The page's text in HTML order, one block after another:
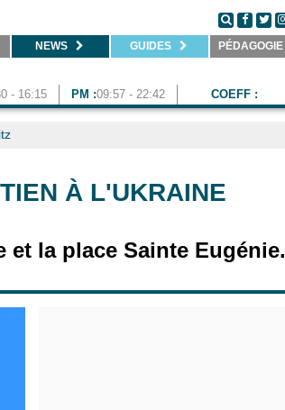
NEWS GUIDES PÉDAGOGIE
- 16:15 PM :09:57 - 22:42 COEFF :
À L'UKRAINE
la place Sainte Eugénie.